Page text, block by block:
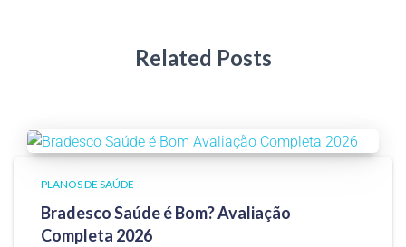
Related Posts
PLANOS DE SAÚDE
Bradesco Saúde é Bom? Avaliação
Completa 2026